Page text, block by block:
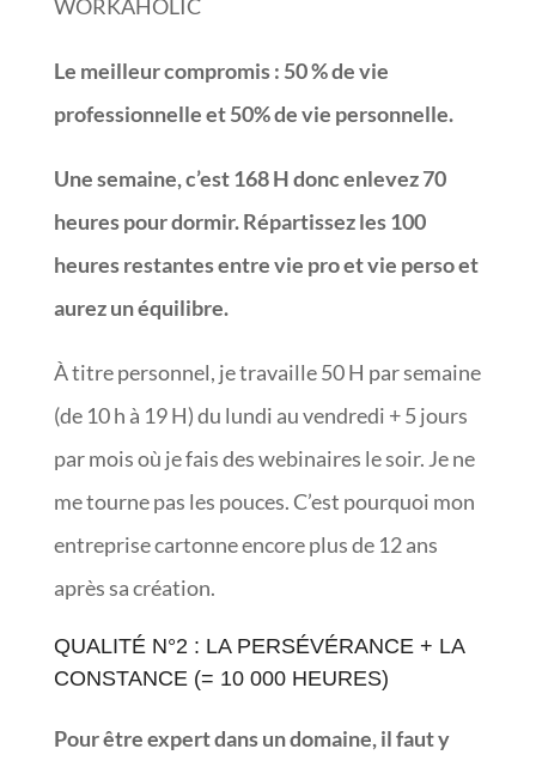
WORKAHOLIC
Le meilleur compromis : 50 % de vie
professionnelle et 50% de vie personnelle.
Une semaine, c’est 168 H donc enlevez 70
heures pour dormir. Répartissez les 100
heures restantes entre vie pro et vie perso et
aurez un équilibre.
À titre personnel, je travaille 50 H par semaine
(de 10 h à 19 H) du lundi au vendredi + 5 jours
par mois où je fais des webinaires le soir. Je ne
me tourne pas les pouces. C’est pourquoi mon
entreprise cartonne encore plus de 12 ans
après sa création.
QUALITÉ N°2 : LA PERSÉVÉRANCE + LA
CONSTANCE (= 10 000 HEURES)
Pour être expert dans un domaine, il faut y